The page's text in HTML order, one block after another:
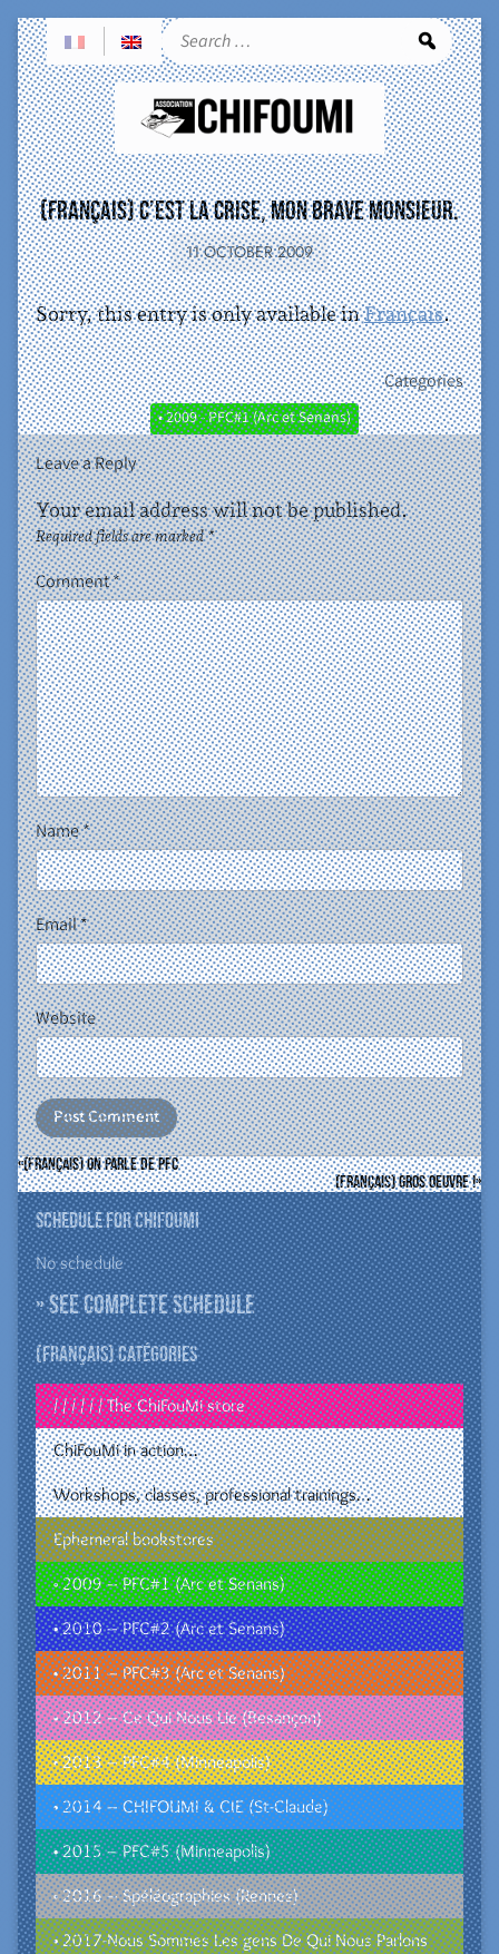
(Français) C’EST LA CRISE, MON BRAVE MONSIEUR.
11 OCTOBER 2009
Sorry, this entry is only available inFrançais.
Categories
• 2009 - PFC#1 (Arc et Senans)
Leave a Reply
Your email address will not be published.
Required fields are marked*
Comment*
Name*
Email*
Website
(Français) On parle de PFC
(Français) Gros oeuvre !
Schedule for ChiFouMi
No schedule
» See complete schedule
(Français) Catégories
/ / / / / / The ChiFouMi store
ChiFouMi in action…
Workshops, classes, professional trainings…
Ephemeral bookstores
• 2009 – PFC#1 (Arc et Senans)
• 2010 – PFC#2 (Arc et Senans)
• 2011 – PFC#3 (Arc et Senans)
• 2012 – Ce Qui Nous Lie (Besançon)
• 2013 – PFC#4 (Minneapolis)
• 2014 – CHIFOUMI & CIE (St-Claude)
• 2015 – PFC#5 (Minneapolis)
• 2016 – Spéléographies (Rennes)
• 2017-Nous Sommes Les gens De Qui Nous Parlons